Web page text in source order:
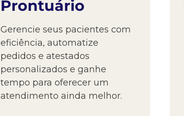
Prontuário
Gerencie seus pacientes com
eficiência, automatize
pedidos e atestados
personalizados e ganhe
tempo para oferecer um
atendimento ainda melhor.